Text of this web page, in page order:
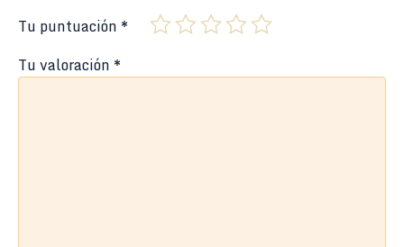
Tu puntuación *
Tu valoración *